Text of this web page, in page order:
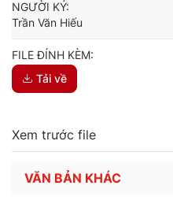
NGƯỜI KÝ:
Trần Văn Hiếu
FILE ĐÍNH KÈM:
Tải về
Xem trước file
VĂN BẢN KHÁC